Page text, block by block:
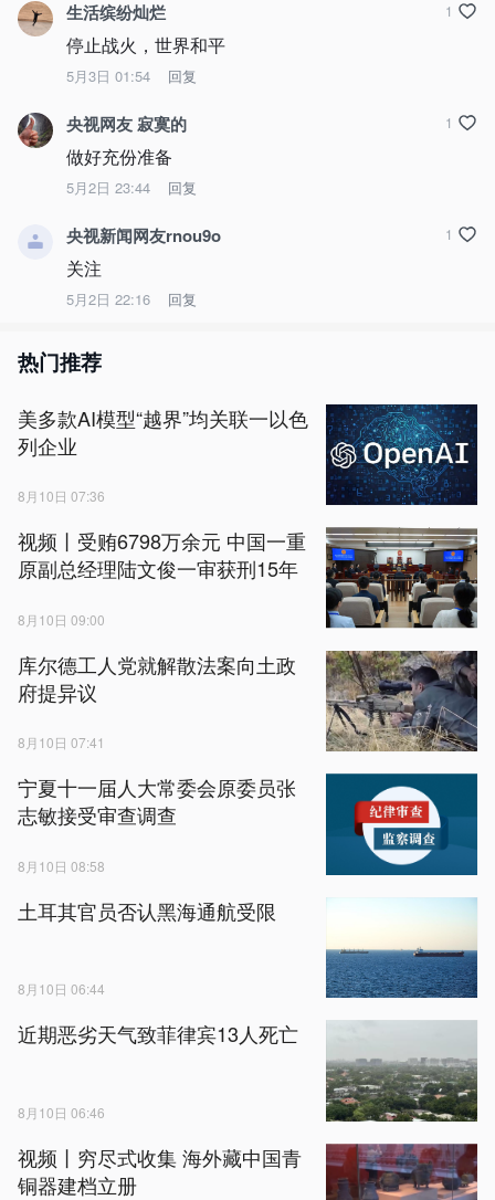
生活缤纷灿烂
停止战火，世界和平
5月3日 01:54 回复
1
央视网友 寂寞的
做好充份准备
5月2日 23:44 回复
1
央视新闻网友rnou9o
关注
5月2日 22:16 回复
1
热门推荐
美多款AI模型“越界”均关联一以色
列企业
8月10日 07:36
视频丨受贿6798万余元 中国一重
原副总经理陆文俊一审获刑15年
8月10日 09:00
库尔德工人党就解散法案向土政
府提异议
8月10日 07:41
宁夏十一届人大常委会原委员张
志敏接受审查调查
8月10日 08:58
土耳其官员否认黑海通航受限
8月10日 06:44
近期恶劣天气致菲律宾13人死亡
8月10日 06:46
视频丨穷尽式收集 海外藏中国青
铜器建档立册